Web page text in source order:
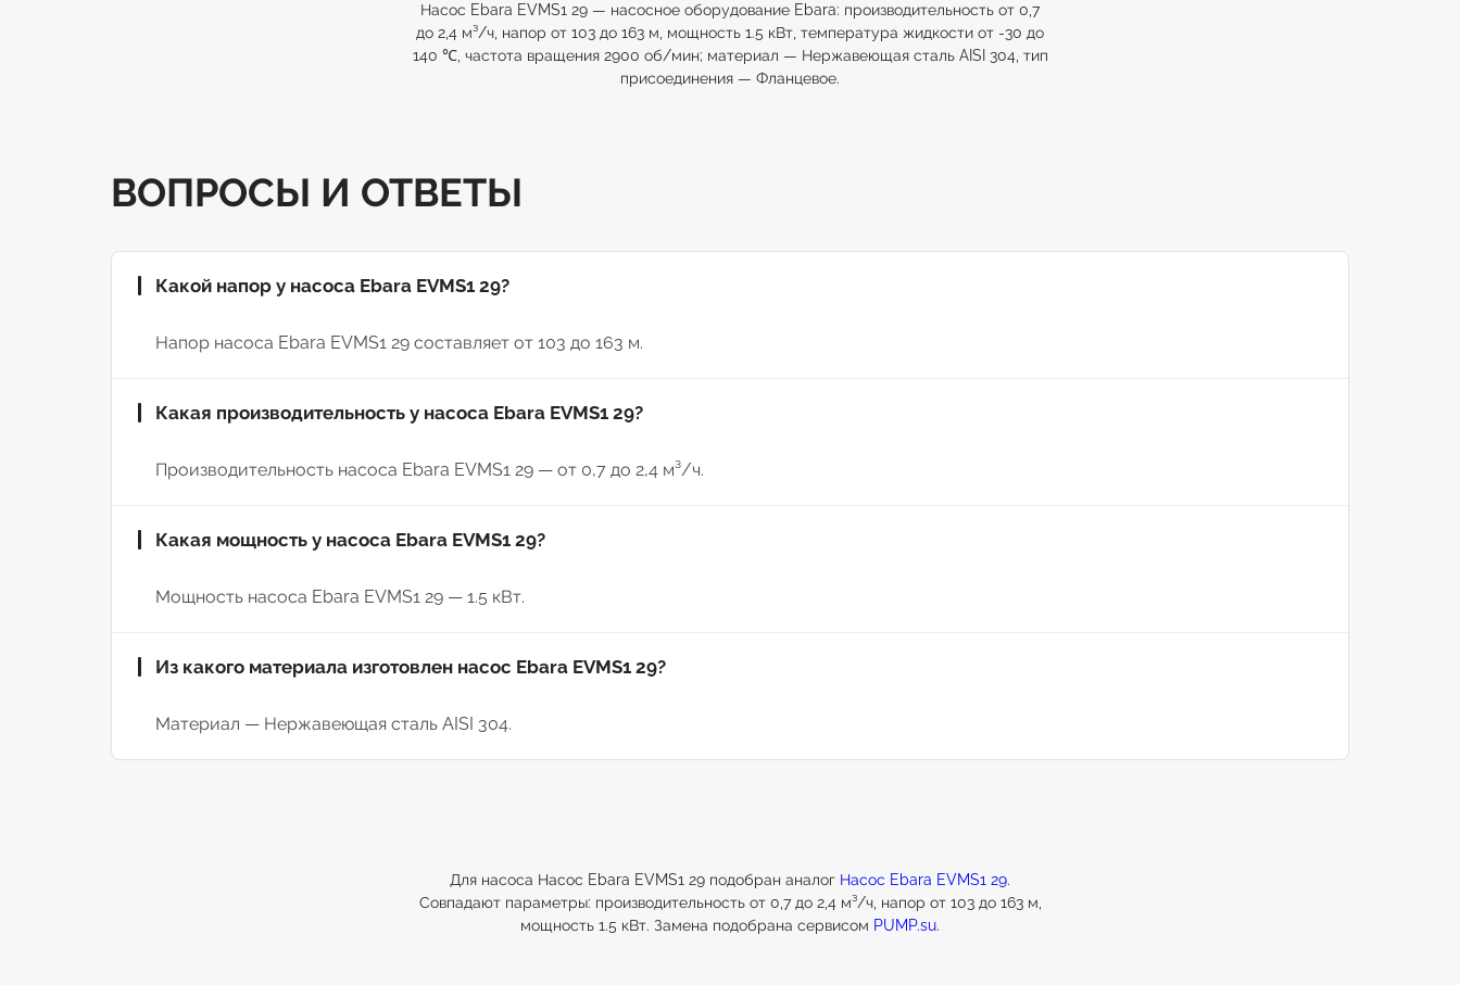
Насос Ebara EVMS1 29 — насосное оборудование Ebara: производительность от 0,7
до 2,4 м³/ч, напор от 103 до 163 м, мощность 1.5 кВт, температура жидкости от -30 до
140 ℃, частота вращения 2900 об/мин; материал — Нержавеющая сталь AISI 304, тип
присоединения — Фланцевое.
ВОПРОСЫ И ОТВЕТЫ
Какой напор у насоса Ebara EVMS1 29?
Напор насоса Ebara EVMS1 29 составляет от 103 до 163 м.
Какая производительность у насоса Ebara EVMS1 29?
Производительность насоса Ebara EVMS1 29 — от 0,7 до 2,4 м³/ч.
Какая мощность у насоса Ebara EVMS1 29?
Мощность насоса Ebara EVMS1 29 — 1.5 кВт.
Из какого материала изготовлен насос Ebara EVMS1 29?
Материал — Нержавеющая сталь AISI 304.
Для насоса Насос Ebara EVMS1 29 подобран аналог Насос Ebara EVMS1 29.
Совпадают параметры: производительность от 0,7 до 2,4 м³/ч, напор от 103 до 163 м,
мощность 1.5 кВт. Замена подобрана сервисом PUMP.su.